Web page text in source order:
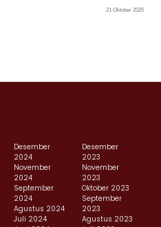
21 Oktober 2025
Desember
2024
November
2024
September
2024
Agustus 2024
Juli 2024
Desember
2023
November
2023
Oktober 2023
September
2023
Agustus 2023